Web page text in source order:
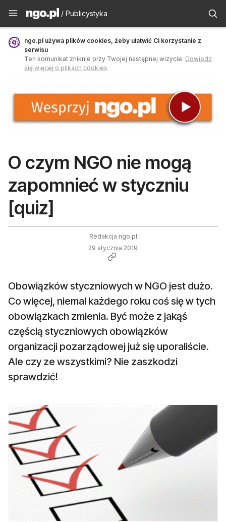
Publicystyka - ngo.pl
/ Publicystyka
ngo.pl używa plików cookies, żeby ułatwić Ci korzystanie z
serwisu
Ten komunikat zniknie przy Twojej następnej wizycie. Dowiedz
się więcej o plikach cookies
O czym NGO nie mogą
zapomnieć w styczniu
[quiz]
Redakcja ngo.pl
29 stycznia 2019
Obowiązków styczniowych w NGO jest dużo.
Co więcej, niemal każdego roku coś się w tych
obowiązkach zmienia. Być może z jakąś
częścią styczniowych obowiązków
organizacji pozarządowej już się uporaliście.
Ale czy ze wszystkimi? Nie zaszkodzi
sprawdzić!